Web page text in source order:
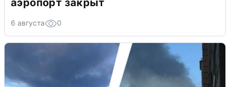
аэропорт закрыт
6 августа 0